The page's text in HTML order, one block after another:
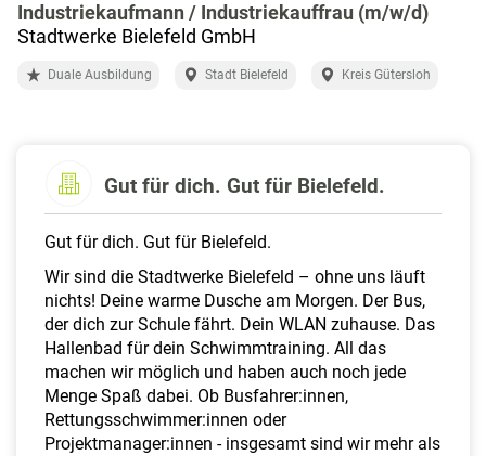
Industriekaufmann / Industriekauffrau (m/w/d)
Stadtwerke Bielefeld GmbH
Duale Ausbildung Stadt Bielefeld Kreis Gütersloh
Gut für dich. Gut für Bielefeld.
Gut für dich. Gut für Bielefeld.
Wir sind die Stadtwerke Bielefeld – ohne uns läuft
nichts! Deine warme Dusche am Morgen. Der Bus,
der dich zur Schule fährt. Dein WLAN zuhause. Das
Hallenbad für dein Schwimmtraining. All das
machen wir möglich und haben auch noch jede
Menge Spaß dabei. Ob Busfahrer:innen,
Rettungsschwimmer:innen oder
Projektmanager:innen - insgesamt sind wir mehr als